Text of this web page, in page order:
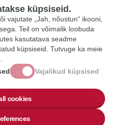
küpsiseid.
vajutate „Jah, nõustun“ ikooni,
Teil on võimalik loobuda
kasutatava seadme
küpsiseid. Tutvuge ka meie
Vajalikud küpsised
cookies